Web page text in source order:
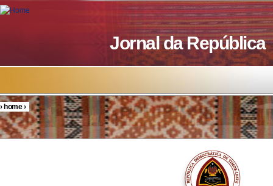
Skip to main content
Jornal da República
You are here
›home›